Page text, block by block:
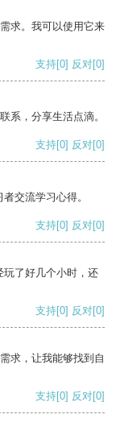
求。我可以使用它来
支持[0] 反对[0]
系，分享生活点滴。
支持[0] 反对[0]
交流学习心得。
支持[0] 反对[0]
玩了好几个小时，还
支持[0] 反对[0]
求，让我能够找到自
支持[0] 反对[0]